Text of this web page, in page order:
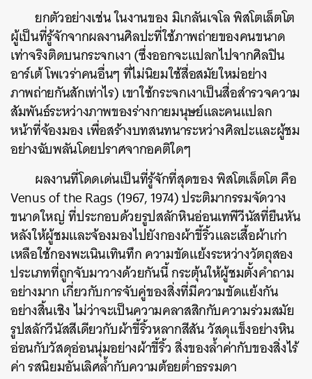
ยกตัวอย่างเช่น ในงานของ มิเกลันเจโล พิสโตเล็ตโต
ผู้เป็นที่รู้จักจากผลงานศิลปะที่ใช้ภาพถ่ายของคนขนาด
เท่าจริงติดบนกระจกเงา (ซึ่งออกจะแปลกไปจากศิลปิน
อาร์เต้ โพเวร่าคนอื่นๆ ที่ไม่นิยมใช้สื่อสมัยใหม่อย่าง
ภาพถ่ายกันสักเท่าไร) เขาใช้กระจกเงาเป็นสื่อสำรวจความ
สัมพันธ์ระหว่างภาพของร่างกายมนุษย์และคนแปลก
หน้าที่จ้องมอง เพื่อสร้างบทสนทนาระหว่างศิลปะและผู้ชม
อย่างฉับพลันโดยปราศจากอคติใดๆ
ผลงานที่โดดเด่นเป็นที่รู้จักที่สุดของ พิสโตเล็ตโต คือ
Venus of the Rags (1967, 1974) ประติมากรรมจัดวาง
ขนาดใหญ่ ที่ประกอบด้วยรูปสลักหินอ่อนเทพีวีนัสที่ยืนหัน
หลังให้ผู้ชมและจ้องมองไปยังกองผ้าขี้ริ้วและเสื้อผ้าเก่า
เหลือใช้กองพะเนินเทินทึก ความขัดแย้งระหว่างวัตถุสอง
ประเภทที่ถูกจับมาวางด้วยกันนี้ กระตุ้นให้ผู้ชมตั้งคำถาม
อย่างมาก เกี่ยวกับการจับคู่ของสิ่งที่มีความขัดแย้งกัน
อย่างสิ้นเชิง ไม่ว่าจะเป็นความคลาสสิกกับความร่วมสมัย
รูปสลักวีนัสสีเดียวกับผ้าขี้ริ้วหลากสีสัน วัสดุแข็งอย่างหิน
อ่อนกับวัสดุอ่อนนุ่มอย่างผ้าขี้ริ้ว สิ่งของล้ำค่ากับของสิ่งไร้
ค่า รสนิยมอันเลิศล้ำกับความต้อยต่ำธรรมดา